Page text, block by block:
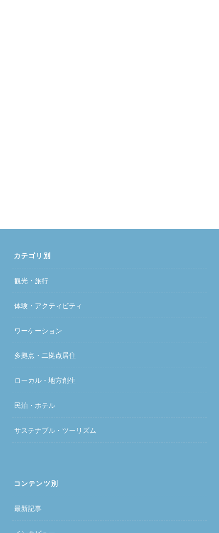
カテゴリ別
観光・旅行
体験・アクティビティ
ワーケーション
多拠点・二拠点居住
ローカル・地方創生
民泊・ホテル
サステナブル・ツーリズム
コンテンツ別
最新記事